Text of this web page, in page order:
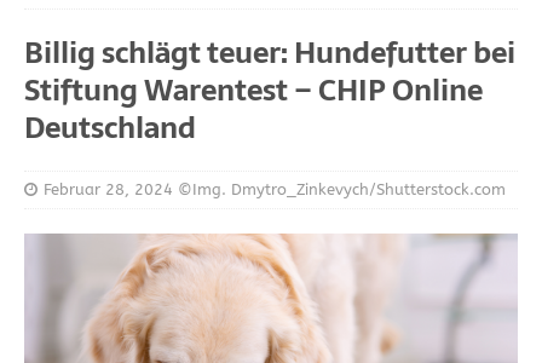
Billig schlägt teuer: Hundefutter bei
Stiftung Warentest – CHIP Online
Deutschland
Februar 28, 2024 ©Img. Dmytro_Zinkevych/Shutterstock.com